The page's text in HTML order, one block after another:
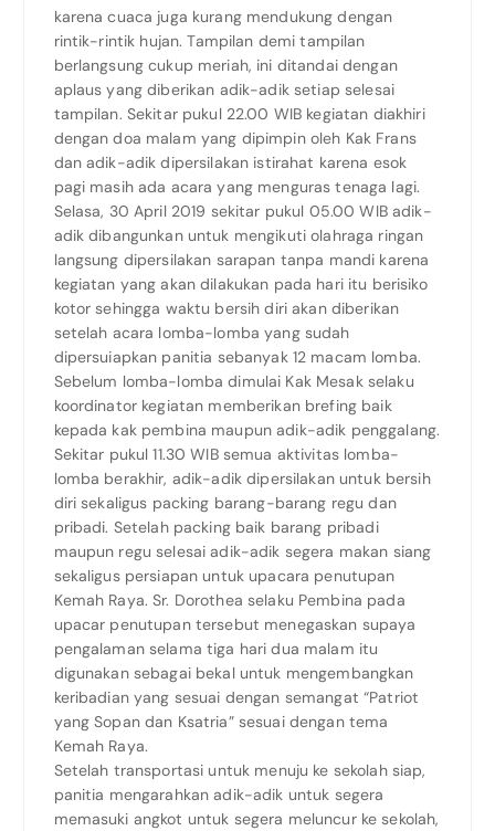
karena cuaca juga kurang mendukung dengan
rintik-rintik hujan. Tampilan demi tampilan
berlangsung cukup meriah, ini ditandai dengan
aplaus yang diberikan adik-adik setiap selesai
tampilan. Sekitar pukul 22.00 WIB kegiatan diakhiri
dengan doa malam yang dipimpin oleh Kak Frans
dan adik-adik dipersilakan istirahat karena esok
pagi masih ada acara yang menguras tenaga lagi.
Selasa, 30 April 2019 sekitar pukul 05.00 WIB adik-
adik dibangunkan untuk mengikuti olahraga ringan
langsung dipersilakan sarapan tanpa mandi karena
kegiatan yang akan dilakukan pada hari itu berisiko
kotor sehingga waktu bersih diri akan diberikan
setelah acara lomba-lomba yang sudah
dipersuiapkan panitia sebanyak 12 macam lomba.
Sebelum lomba-lomba dimulai Kak Mesak selaku
koordinator kegiatan memberikan brefing baik
kepada kak pembina maupun adik-adik penggalang.
Sekitar pukul 11.30 WIB semua aktivitas lomba-
lomba berakhir, adik-adik dipersilakan untuk bersih
diri sekaligus packing barang-barang regu dan
pribadi. Setelah packing baik barang pribadi
maupun regu selesai adik-adik segera makan siang
sekaligus persiapan untuk upacara penutupan
Kemah Raya. Sr. Dorothea selaku Pembina pada
upacar penutupan tersebut menegaskan supaya
pengalaman selama tiga hari dua malam itu
digunakan sebagai bekal untuk mengembangkan
keribadian yang sesuai dengan semangat “Patriot
yang Sopan dan Ksatria” sesuai dengan tema
Kemah Raya.
Setelah transportasi untuk menuju ke sekolah siap,
panitia mengarahkan adik-adik untuk segera
memasuki angkot untuk segera meluncur ke sekolah,